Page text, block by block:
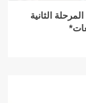
الثانية